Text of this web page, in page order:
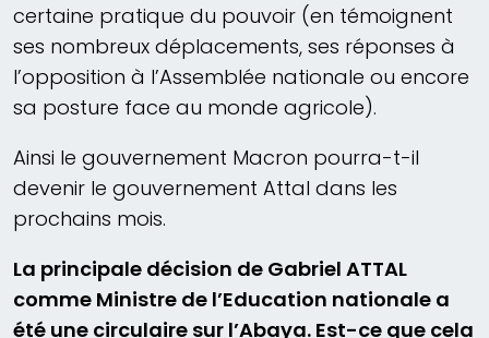
certaine pratique du pouvoir (en témoignent
ses nombreux déplacements, ses réponses à
l’opposition à l’Assemblée nationale ou encore
sa posture face au monde agricole).
Ainsi le gouvernement Macron pourra-t-il
devenir le gouvernement Attal dans les
prochains mois.
La principale décision de Gabriel ATTAL
comme Ministre de l’Education nationale a
été une circulaire sur l’Abaya. Est-ce que cela